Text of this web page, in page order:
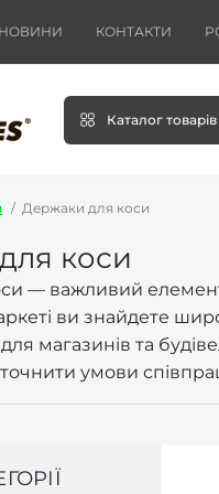
НОВИНИ КОНТАКТИ
Каталог товарів
Держаки для коси
коси
— важливий елемент
ви знайдете
магазинів та
умови